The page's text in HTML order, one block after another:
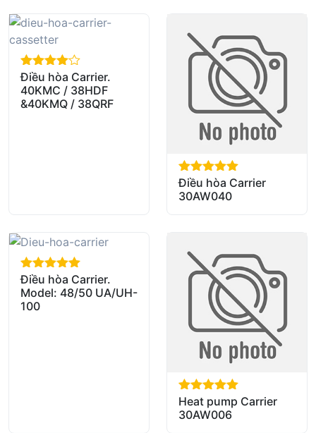
out of 5
Điều hòa Carrier.
40KMC / 38HDF
&40KMQ / 38QRF
out of 5
Điều hòa Carrier
30AW040
out of 5
Điều hòa Carrier.
Model: 48/50 UA/UH-
100
out of 5
Heat pump Carrier
30AW006